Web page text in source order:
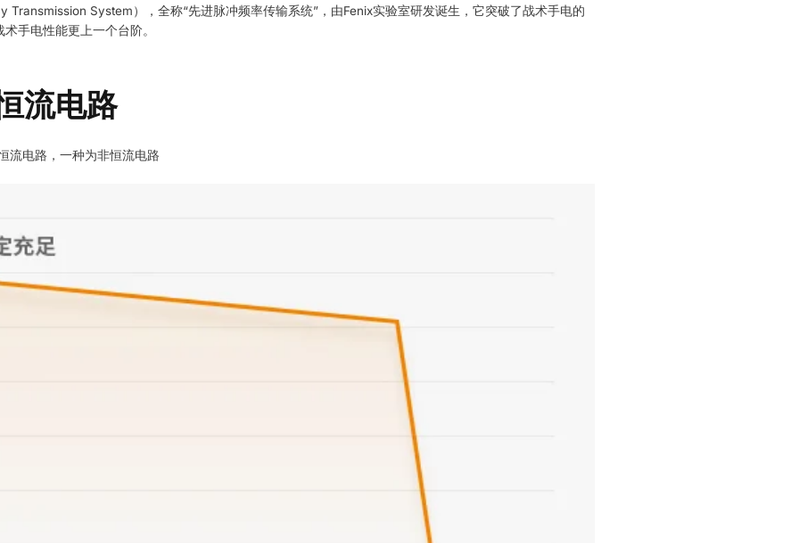
System），全称“先进脉冲频率传输系统”，由Fenix实验室研发诞生，它突破了战术手电的
手电性能更上一个台阶。
流电路
流电路，一种为非恒流电路